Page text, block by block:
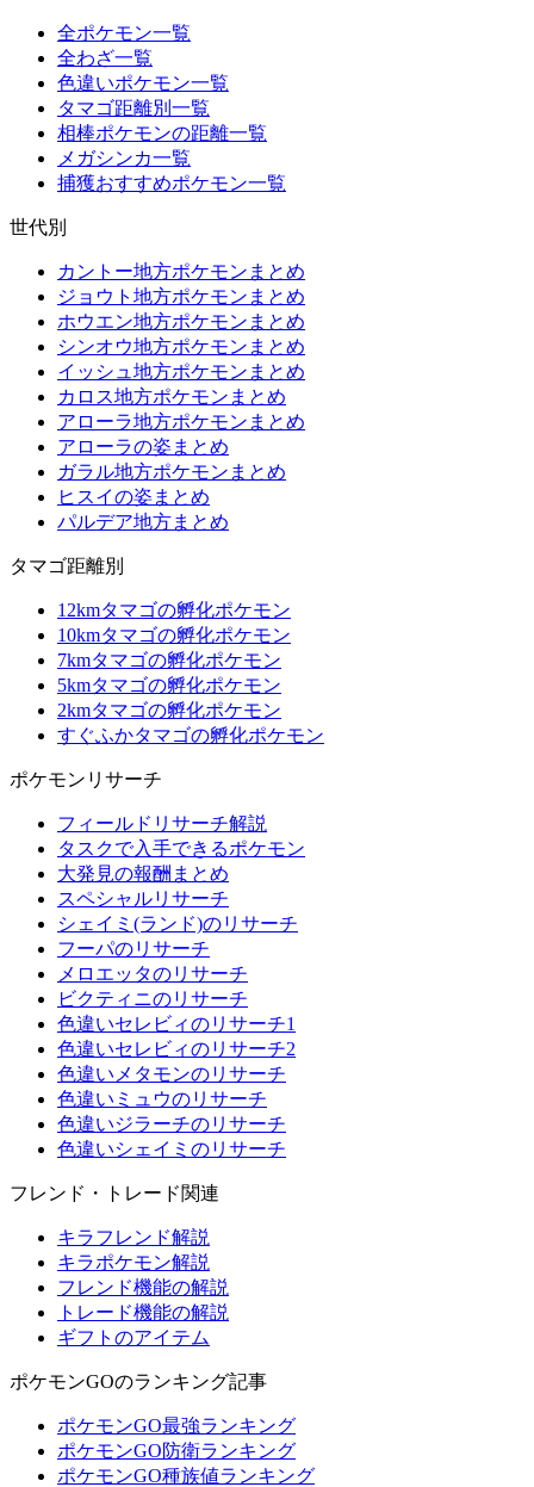
全ポケモン一覧
全わざ一覧
色違いポケモン一覧
タマゴ距離別一覧
相棒ポケモンの距離一覧
メガシンカ一覧
捕獲おすすめポケモン一覧
世代別
カントー地方ポケモンまとめ
ジョウト地方ポケモンまとめ
ホウエン地方ポケモンまとめ
シンオウ地方ポケモンまとめ
イッシュ地方ポケモンまとめ
カロス地方ポケモンまとめ
アローラ地方ポケモンまとめ
アローラの姿まとめ
ガラル地方ポケモンまとめ
ヒスイの姿まとめ
パルデア地方まとめ
タマゴ距離別
12kmタマゴの孵化ポケモン
10kmタマゴの孵化ポケモン
7kmタマゴの孵化ポケモン
5kmタマゴの孵化ポケモン
2kmタマゴの孵化ポケモン
すぐふかタマゴの孵化ポケモン
ポケモンリサーチ
フィールドリサーチ解説
タスクで入手できるポケモン
大発見の報酬まとめ
スペシャルリサーチ
シェイミ(ランド)のリサーチ
フーパのリサーチ
メロエッタのリサーチ
ビクティニのリサーチ
色違いセレビィのリサーチ1
色違いセレビィのリサーチ2
色違いメタモンのリサーチ
色違いミュウのリサーチ
色違いジラーチのリサーチ
色違いシェイミのリサーチ
フレンド・トレード関連
キラフレンド解説
キラポケモン解説
フレンド機能の解説
トレード機能の解説
ギフトのアイテム
ポケモンGOのランキング記事
ポケモンGO最強ランキング
ポケモンGO防衛ランキング
ポケモンGO種族値ランキング